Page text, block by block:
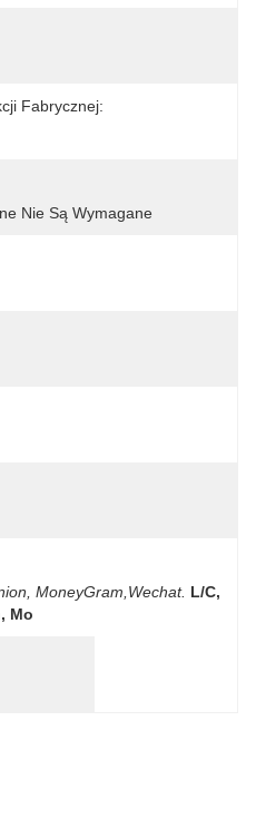
Fabrycznej:
Nie Są Wymagane
MoneyGram,Wechat. L/C,
Mo